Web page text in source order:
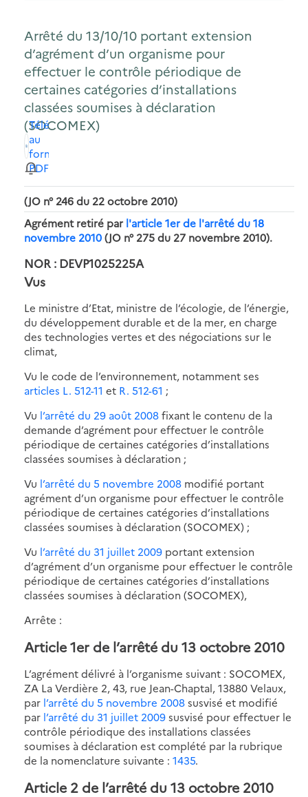
Arrêté du 13/10/10 portant extension
d’agrément d’un organisme pour
effectuer le contrôle périodique de
certaines catégories d’installations
classées soumises à déclaration
(SOCOMEX)
Télécharger
au
format
PDF
(JO n° 246 du 22 octobre 2010)
Agrément retiré par l'article 1er de l'arrêté du 18
novembre 2010(JO n° 275 du 27 novembre 2010).
NOR : DEVP1025225A
Vus
Le ministre d’Etat, ministre de l’écologie, de l’énergie,
du développement durable et de la mer, en charge
des technologies vertes et des négociations sur le
climat,
Vu le code de l’environnement, notamment ses
articles L. 512-11 et R. 512-61 ;
Vu l’arrêté du 29 août 2008fixant le contenu de la
demande d’agrément pour effectuer le contrôle
périodique de certaines catégories d’installations
classées soumises à déclaration ;
Vu l’arrêté du 5 novembre 2008 modifié portant
agrément d’un organisme pour effectuer le contrôle
périodique de certaines catégories d’installations
classées soumises à déclaration (SOCOMEX) ;
Vu l’arrêté du 31 juillet 2009 portant extension
d’agrément d’un organisme pour effectuer le contrôle
périodique de certaines catégories d’installations
classées soumises à déclaration (SOCOMEX),
Arrête :
Article 1er de l’arrêté du 13 octobre 2010
L’agrément délivré à l’organisme suivant : SOCOMEX,
ZA La Verdière 2, 43, rue Jean-Chaptal, 13880 Velaux,
par l’arrêté du 5 novembre 2008susvisé et modifié
par l’arrêté du 31 juillet 2009susvisé pour effectuer le
contrôle périodique des installations classées
soumises à déclaration est complété par la rubrique
de la nomenclature suivante : 1435.
Article 2 de l’arrêté du 13 octobre 2010